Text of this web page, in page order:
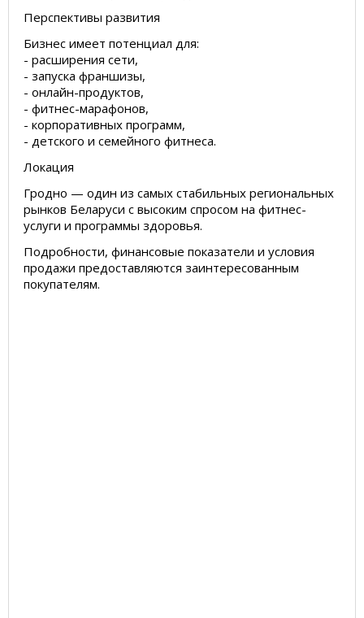
Перспективы развития
Бизнес имеет потенциал для:
- расширения сети,
- запуска франшизы,
- онлайн-продуктов,
- фитнес-марафонов,
- корпоративных программ,
- детского и семейного фитнеса.
Локация
Гродно — один из самых стабильных региональных
рынков Беларуси с высоким спросом на фитнес-
услуги и программы здоровья.
Подробности, финансовые показатели и условия
продажи предоставляются заинтересованным
покупателям.